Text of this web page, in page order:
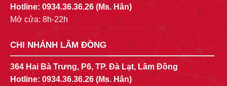
Hotline: 0934.36.36.26 (Ms. Hân)
Mở cửa: 8h-22h
CHI NHÁNH LÂM ĐỒNG
364 Hai Bà Trưng, P6, TP. Đà Lạt, Lâm Đồng
Hotline: 0934.36.36.26 (Ms. Hân)